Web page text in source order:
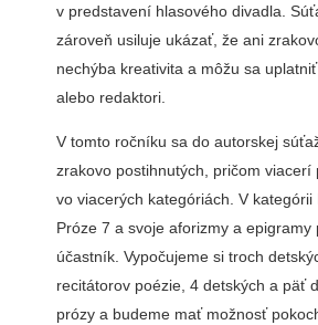
v predstavení hlasového divadla.
zároveň usiluje ukázať, že ani
nechýba kreativita a môžu sa
alebo redaktori.
V tomto ročníku sa do autorskej
zrakovo postihnutých, pričom viacerí
vo viacerých kategóriách. V kategórii
Próze 7 a svoje aforizmy a epigramy
účastník. Vypočujeme si troch
recitátorov poézie, 4 detských a päť
prózy a budeme mať možnosť